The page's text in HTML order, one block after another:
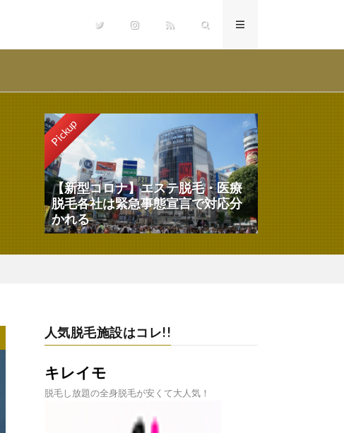
Pickup
【新型コロナ】エステ脱毛・医療
脱毛各社は緊急事態宣言で対応分
かれる
人気脱毛施設はコレ!!
キレイモ
脱毛し放題の全身脱毛が安くて大人気！